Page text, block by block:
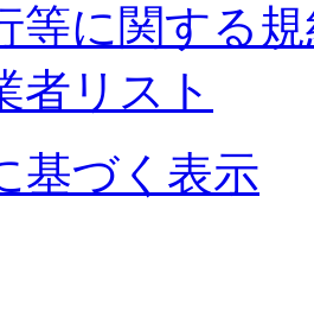
等に関する
者リスト
基づく表示